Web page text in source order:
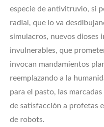
especie de antivitruvio, si
radial, que lo va
simulacros, nuevos dioses
invulnerables, que
invocan mandamientos
reemplazando a la
para el pasto, las
de satisfacción a profetas
de robots.